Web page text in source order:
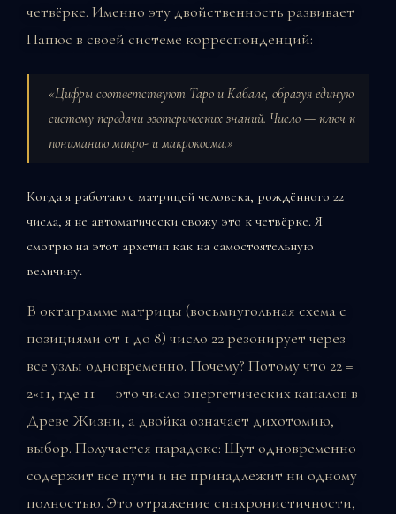
четвёрке. Именно эту двойственность развивает
Папюс в своей системе корреспонденций:
«Цифры соответствуют Таро и Кабале, образуя единую
систему передачи эзотерических знаний. Число — ключ к
пониманию микро- и макрокосма.»
Когда я работаю с матрицей человека, рождённого 22
числа, я не автоматически свожу это к четвёрке. Я
смотрю на этот архетип как на самостоятельную
величину.
В октаграмме матрицы (восьмиугольная схема с
позициями от 1 до 8) число 22 резонирует через
все узлы одновременно. Почему? Потому что 22 =
2×11, где 11 — это число энергетических каналов в
Древе Жизни, а двойка означает дихотомию,
выбор. Получается парадокс: Шут одновременно
содержит все пути и не принадлежит ни одному
полностью. Это отражение синхронистичности,